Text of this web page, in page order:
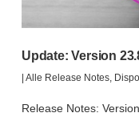
Update: Version
| Alle Release Notes,
Release Notes: